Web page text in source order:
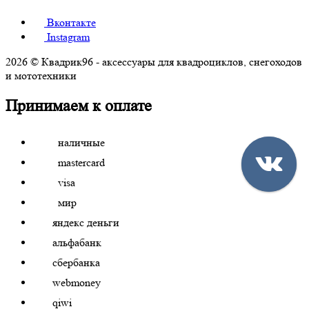
Вконтакте
Instagram
2026 © Квадрик96 - аксессуары для квадроциклов, снегоходов
и мототехники
Принимаем к оплате
наличные
mastercard
visa
мир
яндекс деньги
альфабанк
сбербанка
webmoney
qiwi